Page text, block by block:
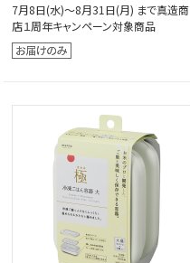
7月8日(水)～8月31日(月) まで真造商
店１周年キャンペーン対象商品